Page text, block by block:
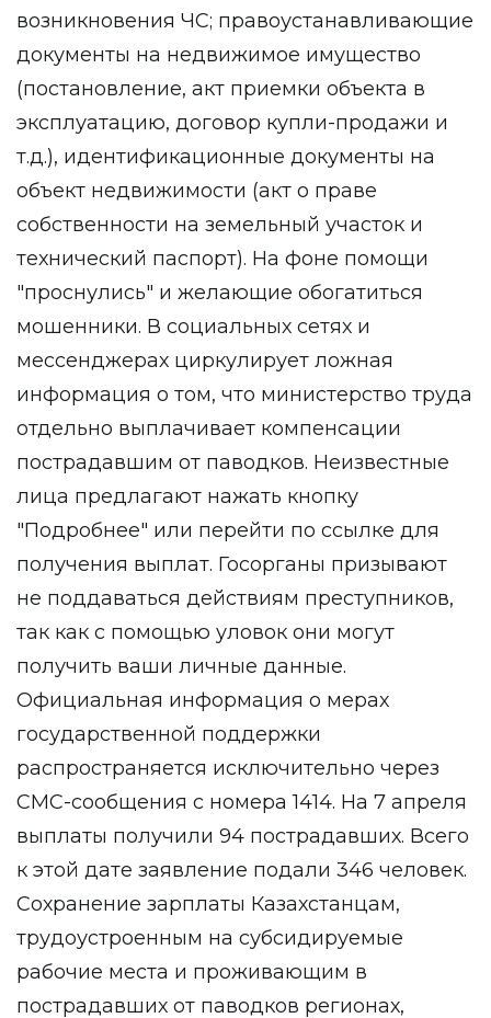
возникновения ЧС; правоустанавливающие
документы на недвижимое имущество
(постановление, акт приемки объекта в
эксплуатацию, договор купли-продажи и
т.д.), идентификационные документы на
объект недвижимости (акт о праве
собственности на земельный участок и
технический паспорт). На фоне помощи
"проснулись" и желающие обогатиться
мошенники. В социальных сетях и
мессенджерах циркулирует ложная
информация о том, что министерство труда
отдельно выплачивает компенсации
пострадавшим от паводков. Неизвестные
лица предлагают нажать кнопку
"Подробнее" или перейти по ссылке для
получения выплат. Госорганы призывают
не поддаваться действиям преступников,
так как с помощью уловок они могут
получить ваши личные данные.
Официальная информация о мерах
государственной поддержки
распространяется исключительно через
СМС-сообщения с номера 1414. На 7 апреля
выплаты получили 94 пострадавших. Всего
к этой дате заявление подали 346 человек.
Сохранение зарплаты Казахстанцам,
трудоустроенным на субсидируемые
рабочие места и проживающим в
пострадавших от паводков регионах,